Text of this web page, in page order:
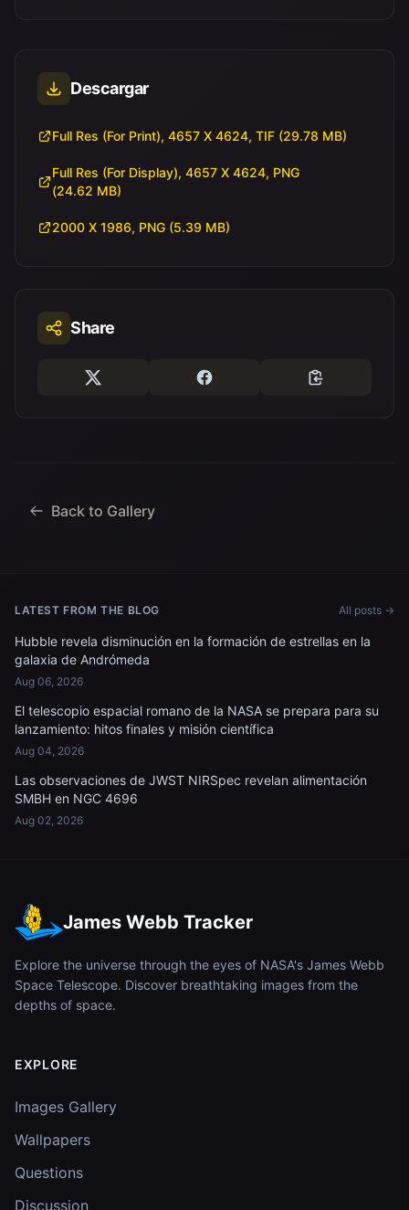
Descargar
Full Res (For Print), 4657 X 4624, TIF (29.78 MB)
Full Res (For Display), 4657 X 4624, PNG
(24.62 MB)
2000 X 1986, PNG (5.39 MB)
Share
Back to Gallery
LATEST FROM THE BLOG All posts →
Hubble revela disminución en la formación de estrellas en la
galaxia de Andrómeda
Aug 06, 2026
El telescopio espacial romano de la NASA se prepara para su
lanzamiento: hitos finales y misión científica
Aug 04, 2026
Las observaciones de JWST NIRSpec revelan alimentación
SMBH en NGC 4696
Aug 02, 2026
James Webb Tracker
Explore the universe through the eyes of NASA's James Webb
Space Telescope. Discover breathtaking images from the
depths of space.
EXPLORE
Images Gallery
Wallpapers
Questions
Discussion